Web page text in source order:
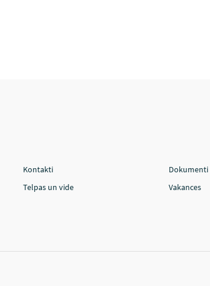
Kontakti Dokumenti
Telpas un vide
Vakances